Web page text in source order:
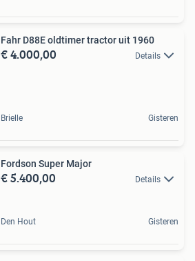
Fahr D88E oldtimer tractor uit 1960
€ 4.000,00 Details
Brielle Gisteren
Fordson Super Major
€ 5.400,00 Details
Den Hout Gisteren